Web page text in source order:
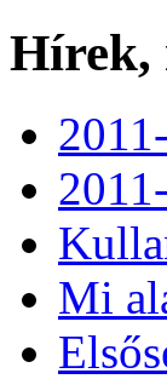
Hírek,
Mi